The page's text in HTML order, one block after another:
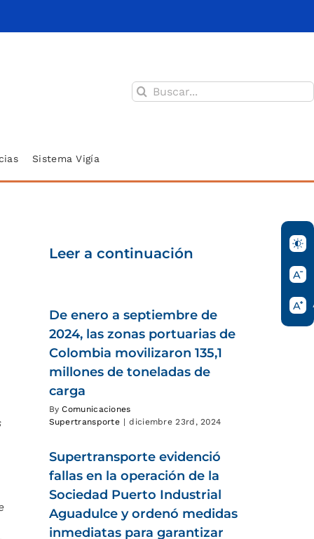
Buscar:
Sistema Vigía
Leer a continuación
De enero a septiembre de
2024, las zonas portuarias de
Colombia movilizaron 135,1
millones de toneladas de
carga
ByComunicaciones
Supertransporte | diciembre 23rd, 2024
Supertransporte evidenció
fallas en la operación de la
Sociedad Puerto Industrial
Aguadulce y ordenó medidas
inmediatas para garantizar